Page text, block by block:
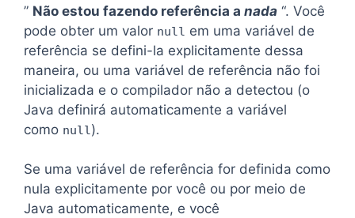
” Não estou fazendo referência a nada “. Você
pode obter um valor null em uma variável de
referência se defini-la explicitamente dessa
maneira, ou uma variável de referência não foi
inicializada e o compilador não a detectou (o
Java definirá automaticamente a variável
como null).
Se uma variável de referência for definida como
nula explicitamente por você ou por meio de
Java automaticamente, e você